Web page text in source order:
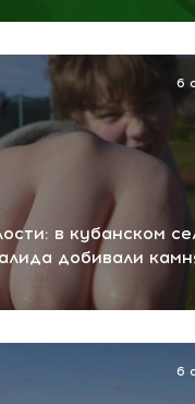
в кубанском
добивали
6
6